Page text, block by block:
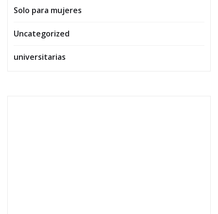
Solo para mujeres
Uncategorized
universitarias